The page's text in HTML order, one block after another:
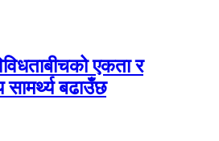
एकता र
सामर्थ्य बढाउँछ